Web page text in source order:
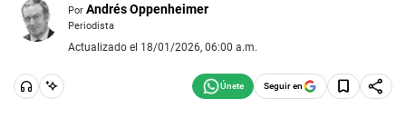
Por Andrés Oppenheimer
Periodista
Actualizado el 18/01/2026, 06:00 a.m.
Seguir en